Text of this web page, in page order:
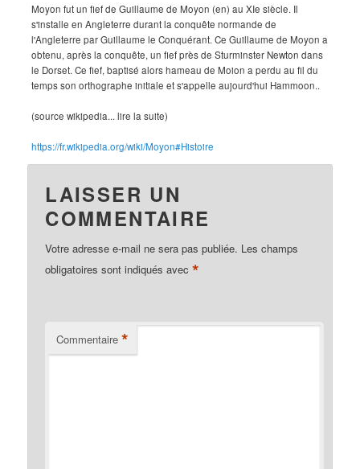
Moyon fut un fief de Guillaume de Moyon (en) au XIe siècle. Il
s'installe en Angleterre durant la conquête normande de
l'Angleterre par Guillaume le Conquérant. Ce Guillaume de Moyon a
obtenu, après la conquête, un fief près de Sturminster Newton dans
le Dorset. Ce fief, baptisé alors hameau de Moion a perdu au fil du
temps son orthographe initiale et s'appelle aujourd'hui Hammoon..
(source wikipedia... lire la suite)
https://fr.wikipedia.org/wiki/Moyon#Histoire
LAISSER UN
COMMENTAIRE
Votre adresse e-mail ne sera pas publiée. Les champs
obligatoires sont indiqués avec*
Commentaire *